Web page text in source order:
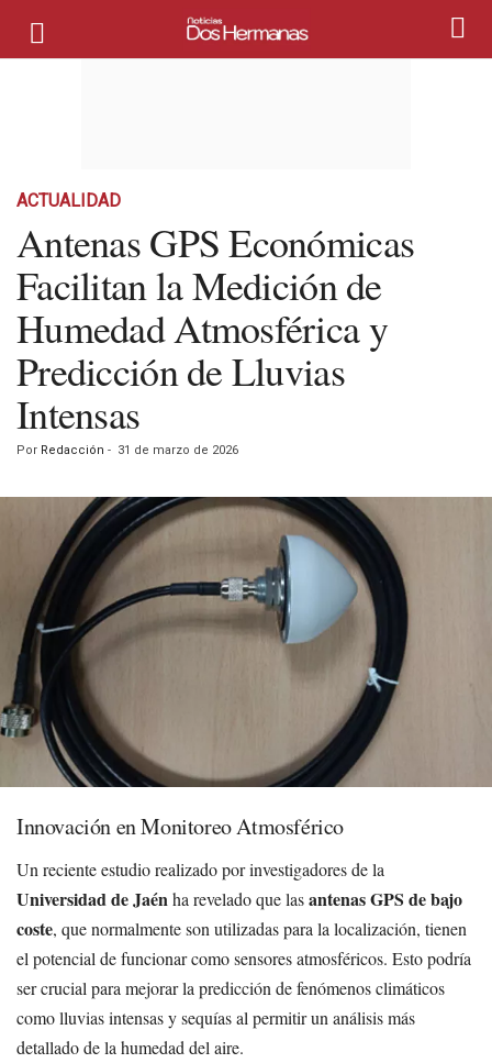
ACTUALIDAD
Antenas GPS Económicas
Facilitan la Medición de
Humedad Atmosférica y
Predicción de Lluvias
Intensas
Por Redacción - 31 de marzo de 2026
Innovación en Monitoreo Atmosférico
Un reciente estudio realizado por investigadores de la
Universidad de Jaénha revelado que lasantenas GPS de bajo
coste, que normalmente son utilizadas para la localización, tienen
el potencial de funcionar como sensores atmosféricos. Esto podría
ser crucial para mejorar la predicción de fenómenos climáticos
como lluvias intensas y sequías al permitir un análisis más
detallado de la humedad del aire.